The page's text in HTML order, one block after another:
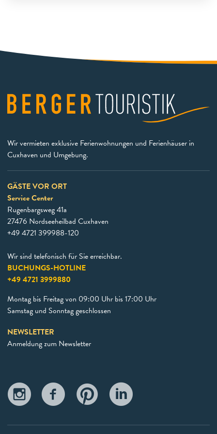
Wir vermieten exklusive Ferienwohnungen und Ferienhäuser in
Cuxhaven und Umgebung.
GÄSTE VOR ORT
Service Center
Rugenbargsweg 41a
27476 Nordseeheilbad Cuxhaven
+49 4721 399988-120
Wir sind telefonisch für Sie erreichbar.
BUCHUNGS-HOTLINE
+49 4721 3999880
Montag bis Freitag von 09:00 Uhr bis 17:00 Uhr
Samstag und Sonntag geschlossen
NEWSLETTER
Anmeldung zum Newsletter